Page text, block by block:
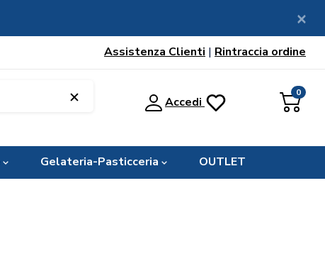
Assistenza Clienti | Rintraccia ordine
0
Accedi
Gelateria-Pasticceria OUTLET